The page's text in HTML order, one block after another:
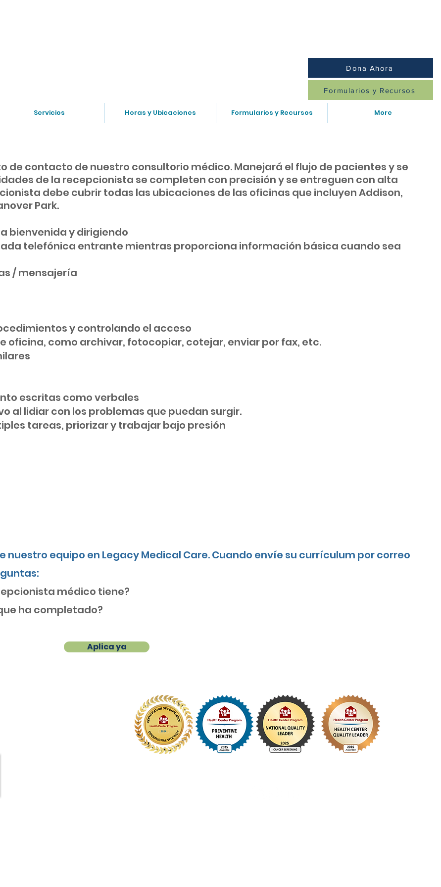
Dona Ahora
Formularios y Recursos
Servicios Horas y Ubicaciones Formularios y Recursos More
de contacto de nuestro consultorio médico. Manejará el flujo de pacientes y se
de la recepcionista se completen con precisión y se entreguen con alta
debe cubrir todas las ubicaciones de las oficinas que incluyen Addison,
Park.
bienvenida y dirigiendo
telefónica entrante mientras proporciona información básica cuando sea
/ mensajería
y controlando el acceso
oficina, como archivar, fotocopiar, cotejar, enviar por fax, etc.
escritas como verbales
al lidiar con los problemas que puedan surgir.
tareas, priorizar y trabajar bajo presión
nuestro equipo en Legacy Medical Care. Cuando envíe su currículum por correo
médico tiene?
ha completado?
Aplica ya